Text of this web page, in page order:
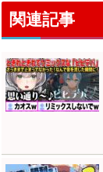
関連記事